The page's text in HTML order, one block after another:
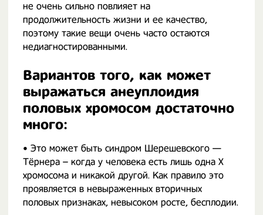
не очень сильно повлияет на
продолжительность жизни и ее качество,
поэтому такие вещи очень часто остаются
недиагностированными.
Вариантов того, как может
выражаться анеуплоидия
половых хромосом достаточно
много:
• Это может быть синдром Шерешевского —
Тёрнера – когда у человека есть лишь одна X
хромосома и никакой другой. Как правило это
проявляется в невыраженных вторичных
половых признаках, невысоком росте, бесплодии.